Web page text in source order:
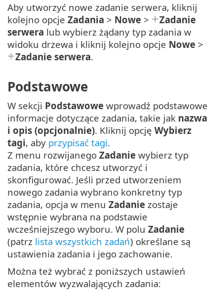
Aby utworzyć nowe zadanie serwera, kliknij
kolejno opcje Zadania > Nowe >
Zadanie
serwera lub wybierz żądany typ zadania w
widoku drzewa i kliknij kolejno opcje Nowe >
Zadanie serwera.
Podstawowe
W sekcji Podstawowe wprowadź podstawowe
informacje dotyczące zadania, takie jak nazwa
i opis (opcjonalnie). Kliknij opcję Wybierz
tagi, aby przypisać tagi.
Z menu rozwijanego Zadanie wybierz typ
zadania, które chcesz utworzyć i
skonfigurować. Jeśli przed utworzeniem
nowego zadania wybrano konkretny typ
zadania, opcja w menu Zadanie zostaje
wstępnie wybrana na podstawie
wcześniejszego wyboru. W polu Zadanie
(patrz lista wszystkich zadań) określane są
ustawienia zadania i jego zachowanie.
Można też wybrać z poniższych ustawień
elementów wyzwalających zadania: